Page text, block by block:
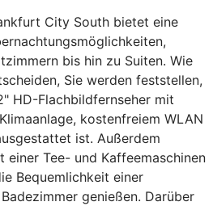
City South bietet eine
bis hin zu Suiten. Wie
Sie werden feststellen,
HD-Flachbildfernseher mit
kostenfreiem WLAN
ist. Außerdem
einer Tee- und Kaffeemaschinen
Bequemlichkeit einer
genießen. Darüber